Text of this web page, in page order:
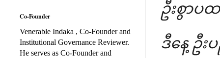
ဦးစွာ
ဒီနေ့ ဦး
Co-Founder
Venerable Indaka , Co-Founder and
Institutional Governance Reviewer.
He serves as Co-Founder and